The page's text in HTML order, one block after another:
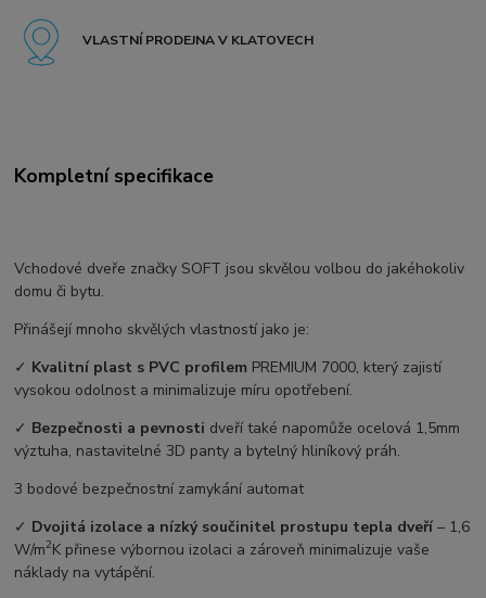
VLASTNÍ PRODEJNA V KLATOVECH
Kompletní specifikace
Vchodové dveře značky SOFT jsou skvělou volbou do jakéhokoliv
domu či bytu.
Přinášejí mnoho skvělých vlastností jako je:
✓ Kvalitní plast s PVC profilem PREMIUM 7000, který zajistí
vysokou odolnost a minimalizuje míru opotřebení.
✓ Bezpečnosti a pevnosti dveří také napomůže ocelová 1,5mm
výztuha, nastavitelné 3D panty a bytelný hliníkový práh.
3 bodové bezpečnostní zamykání automat
✓ Dvojitá izolace a nízký součinitel prostupu tepla dveří – ⁠1,6
W/m2K přinese výbornou izolaci a zároveň minimalizuje vaše
náklady na vytápění.